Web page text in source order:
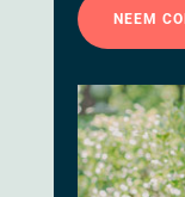
NEEM